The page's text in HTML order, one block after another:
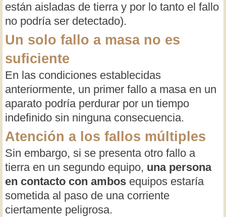
están aisladas de tierra y por lo tanto el fallo
no podría ser detectado).
Un solo fallo a masa no es
suficiente
En las condiciones establecidas
anteriormente, un primer fallo a masa en un
aparato podría perdurar por un tiempo
indefinido sin ninguna consecuencia.
Atención a los fallos múltiples
Sin embargo, si se presenta otro fallo a
tierra en un segundo equipo, una persona
en contacto con ambos equipos estaría
sometida al paso de una corriente
ciertamente peligrosa.